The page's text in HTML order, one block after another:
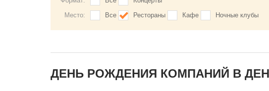
Место:
Все Рестораны Кафе Ночные клубы
ДЕНЬ РОЖДЕНИЯ КОМПАНИЙ В